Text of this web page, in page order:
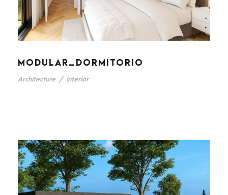
MODULAR_DORMITORIO
Architecture / interior